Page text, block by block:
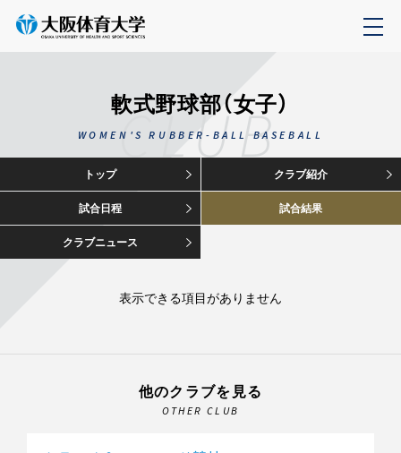
軟式野球部（女子）
WOMEN'S RUBBER-BALL BASEBALL
CLUB
トップ クラブ紹介
試合日程 試合結果
クラブニュース
表示できる項目がありません
他のクラブを見る
OTHER CLUB